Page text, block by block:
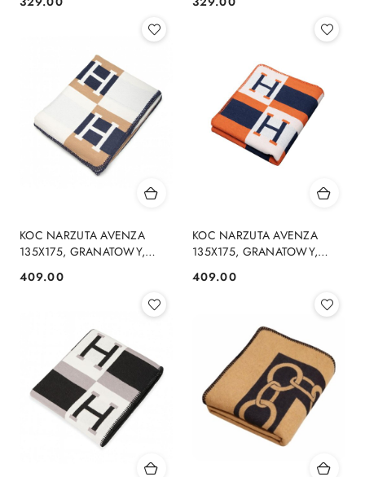
Cena:
MIĘKKI, DZIANINA
Cena:
KOC NARZUTA AVENZA
135X175, GRANATOWY,
WZÓR H, MIĘKKI
Cena:
409.00
KOC NARZUTA AVENZA
135X175, GRANATOWY,
GEOMETRYCZNY, WZÓR H
Cena:
409.00